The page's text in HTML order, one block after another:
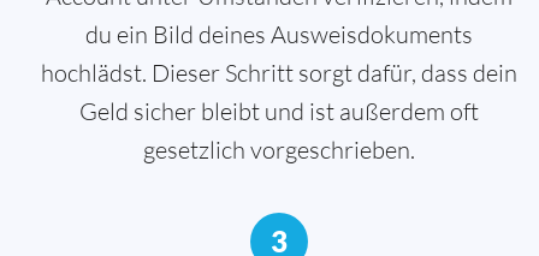
du ein Bild deines Ausweisdokuments
hochlädst. Dieser Schritt sorgt dafür, dass dein
Geld sicher bleibt und ist außerdem oft
gesetzlich vorgeschrieben.
3